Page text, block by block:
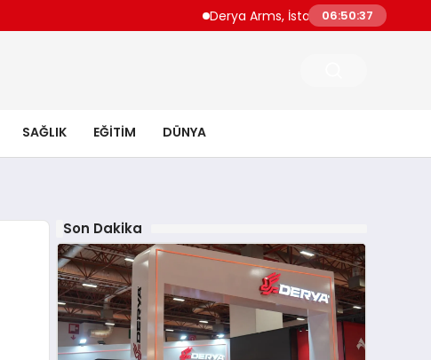
Derya Arms, İstanbul Prohunt 2026’da
06:50:38
SAĞLIK EĞITIM DÜNYA
Son Dakika